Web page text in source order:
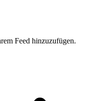
Feed hinzuzufügen.